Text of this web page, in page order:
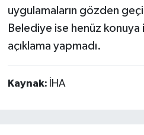
uygulamaların gözden
Belediye ise henüz konuya
açıklama yapmadı.
Kaynak: İHA